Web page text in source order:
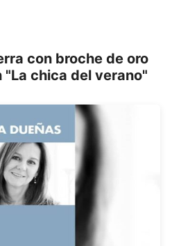
con broche de oro
"La chica del verano"